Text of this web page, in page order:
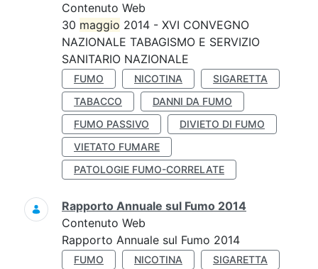
Contenuto Web
30 maggio 2014 - XVI CONVEGNO
NAZIONALE TABAGISMO E SERVIZIO
SANITARIO NAZIONALE
FUMO NICOTINA
SIGARETTA
TABACCO
DANNI DA FUMO
FUMO PASSIVO
DIVIETO DI FUMO
VIETATO FUMARE
PATOLOGIE FUMO-CORRELATE
Rapporto Annuale sul Fumo 2014
Contenuto Web
Rapporto Annuale sul Fumo 2014
FUMO NICOTINA SIGARETTA